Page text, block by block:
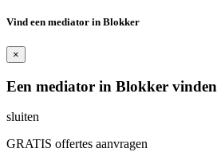
Vind een mediator in Blokker
×
Een mediator in Blokker vinden
sluiten
GRATIS offertes aanvragen